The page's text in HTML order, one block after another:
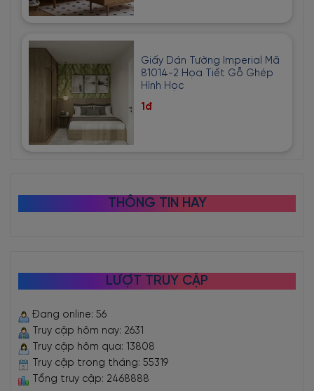
Giấy Dán Tường Imperial Mã
81014-2 Họa Tiết Gỗ Ghép
Hình Học
1đ
THÔNG TIN HAY
LƯỢT TRUY CẬP
Đang online: 56
Truy cập hôm nay: 2631
Truy cập hôm qua: 13808
Truy cập trong tháng: 55319
Tổng truy cập: 2468888